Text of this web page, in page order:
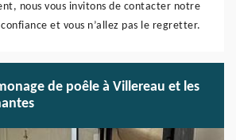
nous vous invitons de contacter notre
et vous n’allez pas le regretter.
de poêle à Villereau et les